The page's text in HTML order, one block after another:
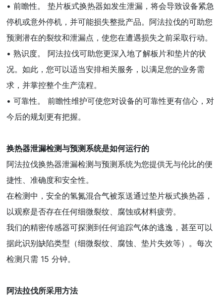
• 前瞻性。 垫片板式换热器如发生泄漏，将会导致设备紧急
停机或意外停机，并可能损失整批产品。阿法拉伐的可助您
预测潜在的裂纹和泄漏点，使您在遭遇损失之前采取行动。
• 熟识度。 阿法拉伐可助您更深入地了解板片和垫片的状
况。如此，您可以适当安排相关服务，以满足您的业务需
求，并掌控整个生产流程。
• 可靠性。 前瞻性维护可使您对设备的可靠性更有信心，对
今后的规划更有把握。
换热器泄漏检测与预测系统是如何运行的
阿法拉伐换热器泄漏检测与预测系统为您提供无与伦比的便
捷性、准确度和安全性。
在检测中，安全的氢氮混合气被泵送通过垫片板式换热器，
以观察是否存在任何细微裂纹、腐蚀或材料疲劳。
我们的精密传感器可探测到任何追踪气体的逃逸，甚至可以
据此识别缺陷类型（细微裂纹、腐蚀、垫片失效等）。每次
检测只需 15 分钟。
阿法拉伐所采用方法